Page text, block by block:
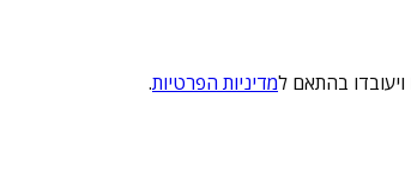
בהתאם למדיניות הפרטיות.